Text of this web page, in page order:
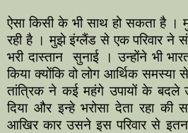
ऐसा किसी के भी साथ हो सकता है
रही है । मुझे इंग्लैंड से एक परिवार ने
भरी दास्तान सुनाई । उन्होंने भी
किया क्योंकि वो लोग आर्थिक
तांत्रिक ने कई महंगे उपायों के
दिया और इन्हे भरोसा देता रहा की
आखिर कार उसने इस परिवार से